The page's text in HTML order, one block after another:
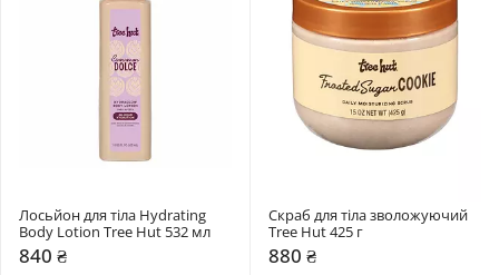
Лосьйон для тіла Hydrating
840 ₴
Скраб для тіла зволожуючий
Tree Hut 425 г
880 ₴